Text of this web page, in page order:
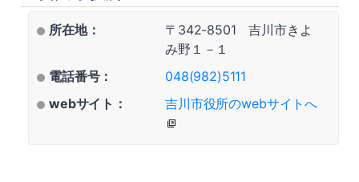
所在地：
〒342-8501 吉川市きよ
み野１－１
電話番号：
048(982)5111
webサイト：
吉川市役所のwebサイトへ